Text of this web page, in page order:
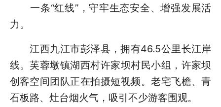
一条“红线”，守牢生态安全、增强发展活
力。
江西九江市彭泽县，拥有46.5公里长江岸
线。芙蓉墩镇湖西村许家坝村民小组，许家坝
创客空间团队正在拍摄短视频。老宅飞檐、青
石板路、灶台烟火气，吸引不少游客围观。